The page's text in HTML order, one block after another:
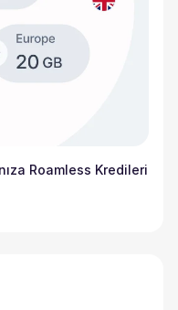
Roamless Kredileri